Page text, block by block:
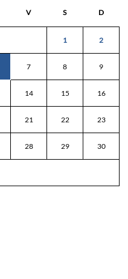
V S D
1 2
7 8 9
14 15 16
21 22 23
28 29 30